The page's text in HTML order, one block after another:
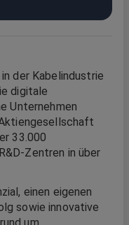
der Kabelindustrie
digitale
Unternehmen
33.000
Zentren in über
einen eigenen
sowie innovative